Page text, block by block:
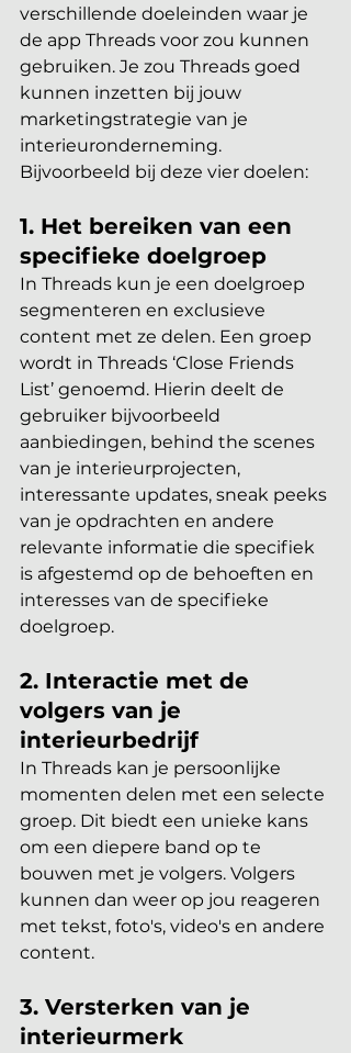
verschillende doeleinden waar je
de app Threads voor zou kunnen
gebruiken. Je zou Threads goed
kunnen inzetten bij jouw
marketingstrategie van je
interieuronderneming.
Bijvoorbeeld bij deze vier doelen:
1. Het bereiken van een
specifieke doelgroep
In Threads kun je een doelgroep
segmenteren en exclusieve
content met ze delen. Een groep
wordt in Threads ‘Close Friends
List’ genoemd. Hierin deelt de
gebruiker bijvoorbeeld
aanbiedingen, behind the scenes
van je interieurprojecten,
interessante updates, sneak peeks
van je opdrachten en andere
relevante informatie die specifiek
is afgestemd op de behoeften en
interesses van de specifieke
doelgroep.
2. Interactie met de
volgers van je
interieurbedrijf
In Threads kan je persoonlijke
momenten delen met een selecte
groep. Dit biedt een unieke kans
om een diepere band op te
bouwen met je volgers. Volgers
kunnen dan weer op jou reageren
met tekst, foto's, video's en andere
content.
3. Versterken van je
interieurmerk